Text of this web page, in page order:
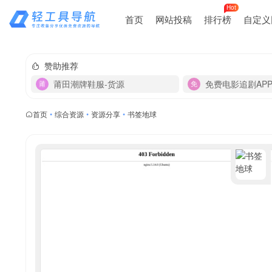
首页 网站投稿 排行榜
Hot
自定
赞助推荐
莆田潮牌鞋服-货源
免费电影追剧APP
首页 • 综合资源 • 资源分享 • 书签地球